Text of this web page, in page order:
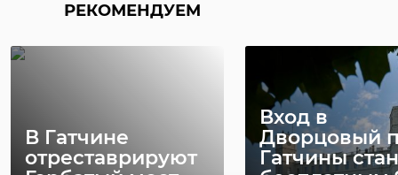
РЕКОМЕНДУЕМ
В Гатчине
отреставрируют
Вход в
Дворцовый
Гатчины